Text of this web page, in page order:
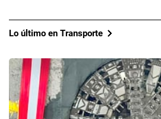
Lo último en Transporte